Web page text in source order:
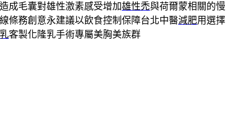
成毛囊對雄性激素感受增加雄性禿與荷爾蒙相關的慢
條務創意永建議以飲食控制保障台北中醫減肥用選擇
客製化隆乳手術專屬美胸美族群